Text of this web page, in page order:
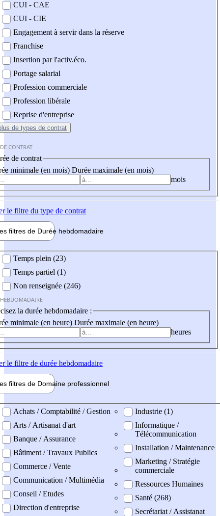
CUI - CAE
CUI - CIE
Engagement à servir dans la réserve
Franchise
Insertion par l'activ.éco.
Portage salarial
Profession commerciale
Profession libérale
Reprise d'entreprise
de types de contrat
CONTRAT
de contrat
minimale (en mois) Durée maximale (en mois)
mois
le filtre du type de contrat
filtres de Durée hebdomadaire
Temps plein (23)
Temps partiel (1)
Non renseignée (246)
la durée hebdomadaire :
minimale (en heure) Durée maximale (en heure)
heures
le filtre de durée hebdomadaire
filtres de Domaine professionnel
professionel
Achats / Comptabilité / Gestion
Arts / Artisanat d'art
Banque / Assurance
Bâtiment / Travaux Publics
Commerce / Vente
Communication / Multimédia
Conseil / Etudes
Direction d'entreprise
Industrie (1)
Informatique /
Télécommunication
Installation / Maintenance
Marketing / Stratégie
commerciale
Ressources Humaines
Santé (268)
Secrétariat / Assistanat